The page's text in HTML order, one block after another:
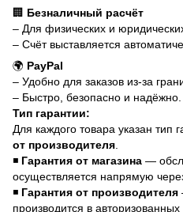
🏢 Безналичный расчёт
– Для физических и
– Счёт выставляется
🌍 PayPal
– Удобно для заказов из-за
– Быстро, безопасно и надёжно.
Тип гарантии:
Для каждого товара указан тип
от производителя
◾ Гарантия от магазина —
осуществляется напрямую
◾ Гарантия от производителя
производится в